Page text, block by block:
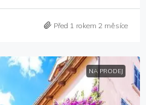
Před 1 rokem 2 měsíce
NA PRODEJ